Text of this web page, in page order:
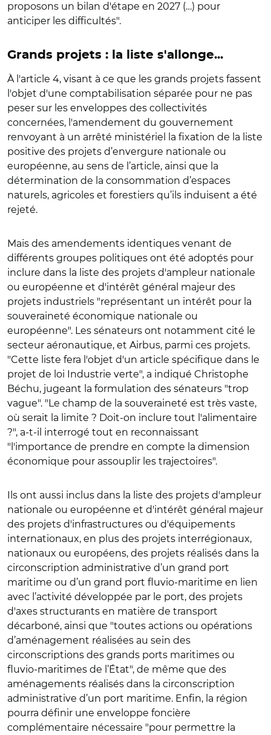
proposons un bilan d'étape en 2027 (…) pour
anticiper les difficultés".
Grands projets : la liste s'allonge...
À l'article 4, visant à ce que les grands projets fassent
l'objet d'une comptabilisation séparée pour ne pas
peser sur les enveloppes des collectivités
concernées, l'amendement du gouvernement
renvoyant à un arrêté ministériel la fixation de la liste
positive des projets d’envergure nationale ou
européenne, au sens de l’article, ainsi que la
détermination de la consommation d’espaces
naturels, agricoles et forestiers qu’ils induisent a été
rejeté.
Mais des amendements identiques venant de
différents groupes politiques ont été adoptés pour
inclure dans la liste des projets d'ampleur nationale
ou européenne et d'intérêt général majeur des
projets industriels "représentant un intérêt pour la
souveraineté économique nationale ou
européenne". Les sénateurs ont notamment cité le
secteur aéronautique, et Airbus, parmi ces projets.
"Cette liste fera l'objet d'un article spécifique dans le
projet de loi Industrie verte", a indiqué Christophe
Béchu, jugeant la formulation des sénateurs "trop
vague". "Le champ de la souveraineté est très vaste,
où serait la limite ? Doit-on inclure tout l'alimentaire
?", a-t-il interrogé tout en reconnaissant
"l'importance de prendre en compte la dimension
économique pour assouplir les trajectoires".
Ils ont aussi inclus dans la liste des projets d'ampleur
nationale ou européenne et d'intérêt général majeur
des projets d'infrastructures ou d'équipements
internationaux, en plus des projets interrégionaux,
nationaux ou européens, des projets réalisés dans la
circonscription administrative d’un grand port
maritime ou d’un grand port fluvio‑maritime en lien
avec l’activité développée par le port, des projets
d'axes structurants en matière de transport
décarboné, ainsi que "toutes actions ou opérations
d’aménagement réalisées au sein des
circonscriptions des grands ports maritimes ou
fluvio‑maritimes de l’État", de même que des
aménagements réalisés dans la circonscription
administrative d’un port maritime. Enfin, la région
pourra définir une enveloppe foncière
complémentaire nécessaire "pour permettre la